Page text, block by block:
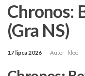
Chronos:
(Gra NS)
17 lipca 2026 Autor kleo